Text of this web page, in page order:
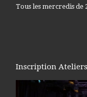
Tous les mercredis de
Inscription Ateliers